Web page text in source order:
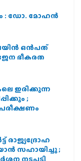
: ഡോ. മോഹന്‍
ഒന്‍പത്
ഭീകരത
ഇരിക്കുന്ന
;
പരീക്ഷണം
രാജ്യദ്രോഹ
സഹായിച്ചു ;